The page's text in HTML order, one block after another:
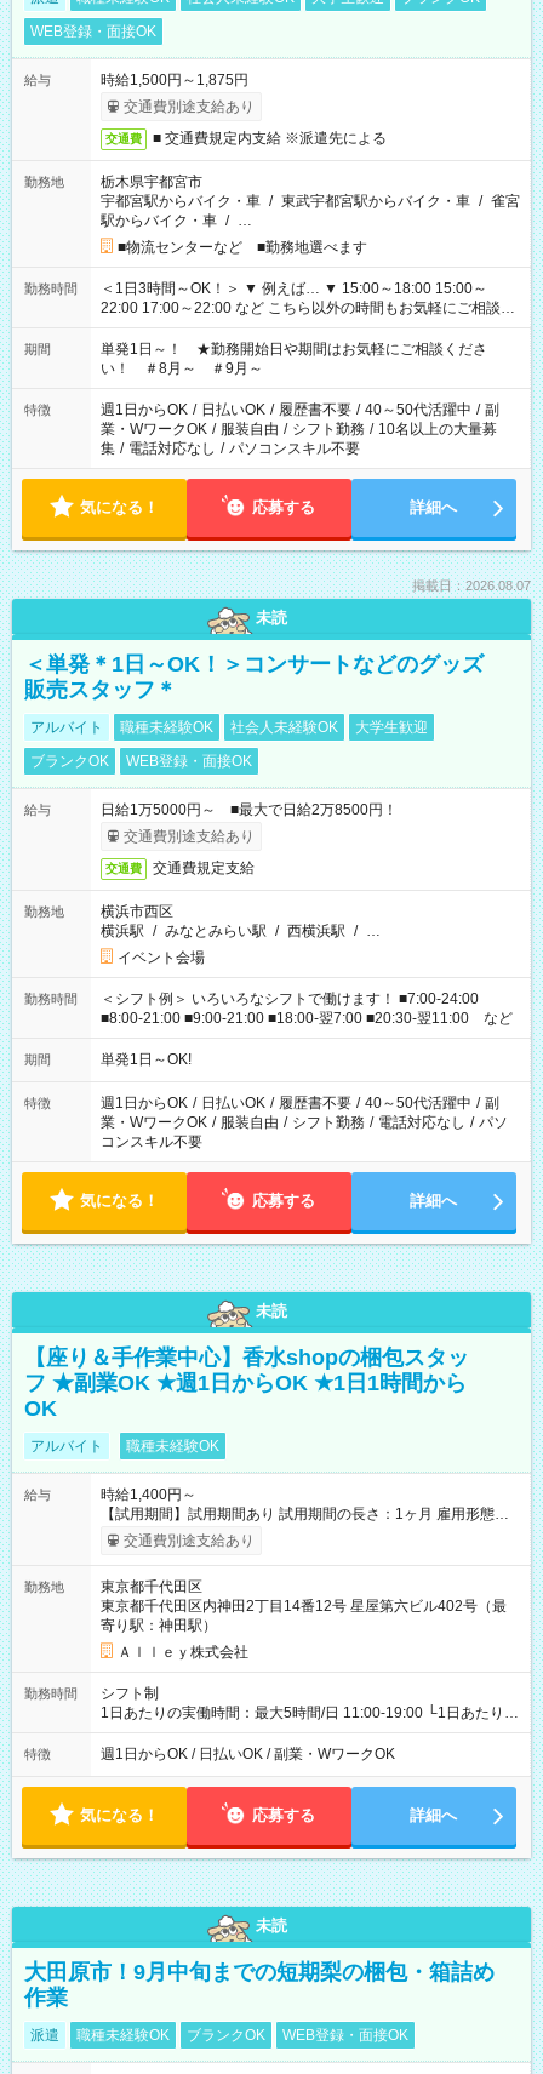
WEB登録・面接OK
給与
時給1,500円～1,875円
交通費別途支給あり
交通費 ■ 交通費規定内支給 ※派遣先による
勤務地
栃木県宇都宮市
宇都宮駅からバイク・車 / 東武宇都宮駅からバイク・車 / 雀宮
駅からバイク・車 / …
■物流センターなど ■勤務地選べます
勤務時間
＜1日3時間～OK！＞ ▼ 例えば… ▼ 15:00～18:00 15:00～
22:00 17:00～22:00 など こちら以外の時間もお気軽にご相談く
ださい！
期間
単発1日～！ ★勤務開始日や期間はお気軽にご相談くださ
い！ ＃8月～ ＃9月～
特徴 週1日からOK / 日払いOK / 履歴書不要 / 40～50代活躍中 / 副
業・WワークOK / 服装自由 / シフト勤務 / 10名以上の大量募
集 / 電話対応なし / パソコンスキル不要
気になる！ 応募する 詳細へ
掲載日：2026.08.07
未読
＜単発＊1日～OK！＞コンサートなどのグッズ
販売スタッフ＊
アルバイト 職種未経験OK 社会人未経験OK
大学生歓迎
ブランクOK
WEB登録・面接OK
給与
日給1万5000円～ ■最大で日給2万8500円！
交通費別途支給あり
交通費 交通費規定支給
勤務地
横浜市西区
横浜駅 / みなとみらい駅 / 西横浜駅 / …
イベント会場
勤務時間
＜シフト例＞ いろいろなシフトで働けます！ ■7:00-24:00
■8:00-21:00 ■9:00-21:00 ■18:00-翌7:00 ■20:30-翌11:00 など
期間 単発1日～OK!
特徴 週1日からOK / 日払いOK / 履歴書不要 / 40～50代活躍中 / 副
業・WワークOK / 服装自由 / シフト勤務 / 電話対応なし / パソ
コンスキル不要
気になる！ 応募する 詳細へ
未読
【座り＆手作業中心】香水shopの梱包スタッ
フ ★副業OK ★週1日からOK ★1日1時間から
OK
アルバイト 職種未経験OK
給与
時給1,400円～
【試用期間】試用期間あり 試用期間の長さ：1ヶ月 雇用形態、
給与は本採用時と同じです。
交通費別途支給あり
勤務地
東京都千代田区
東京都千代田区内神田2丁目14番12号 星屋第六ビル402号（最
寄り駅：神田駅）
Ａｌｌｅｙ株式会社
勤務時間
シフト制
1日あたりの実働時間：最大5時間/日 11:00-19:00 └1日あたりの
実働時間：1-5時間 └上記の時間帯内であれば、いつでも勤務可
能！ └平日・土曜日の中で、お好きな曜日でご勤務いただけま
18:00 などのように、自由な働き方が可能なお仕事です！
特徴 週1日からOK / 日払いOK / 副業・WワークOK
気になる！ 応募する 詳細へ
未読
大田原市！9月中旬までの短期梨の梱包・箱詰め
作業
派遣 職種未経験OK ブランクOK WEB登録・面接OK